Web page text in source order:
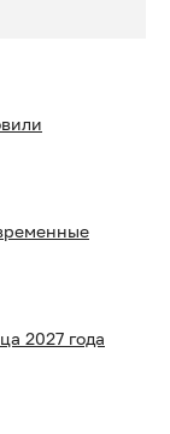
2027 года